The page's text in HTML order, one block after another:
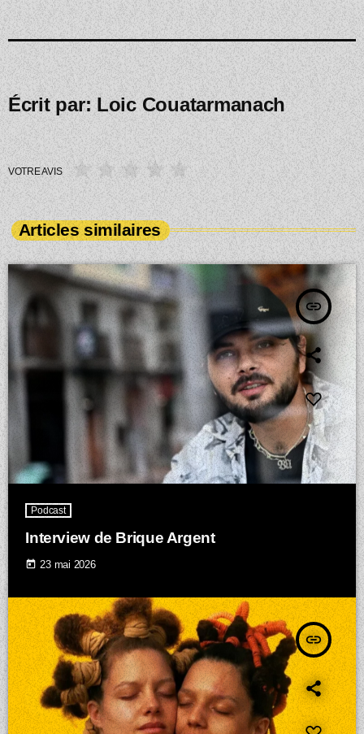
Écrit par:Loic Couatarmanach
VOTRE AVIS
Articles similaires
insert_link
Podcast
Interview de Brique Argent
today 23 mai 2026
insert_link